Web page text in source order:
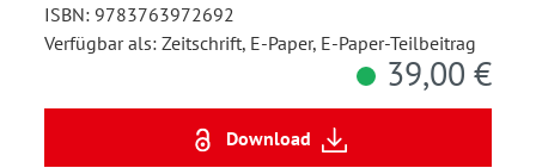
ISBN: 9783763972692
Verfügbar als: Zeitschrift, E-Paper, E-Paper-Teilbeitrag
39,00 €
Download